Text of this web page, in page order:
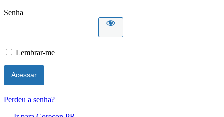
Senha
Lembrar-me
Perdeu a senha?